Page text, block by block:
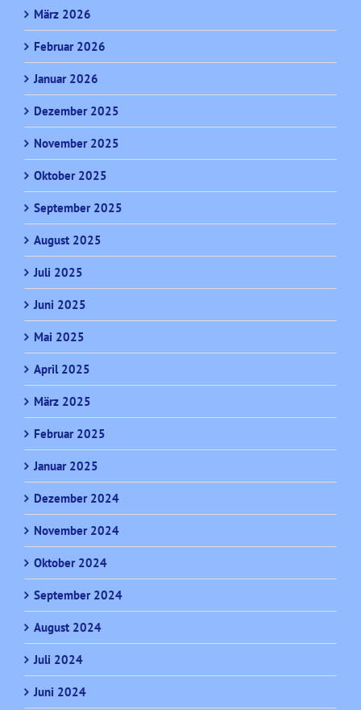
März 2026
Februar 2026
Januar 2026
Dezember 2025
November 2025
Oktober 2025
September 2025
August 2025
Juli 2025
Juni 2025
Mai 2025
April 2025
März 2025
Februar 2025
Januar 2025
Dezember 2024
November 2024
Oktober 2024
September 2024
August 2024
Juli 2024
Juni 2024